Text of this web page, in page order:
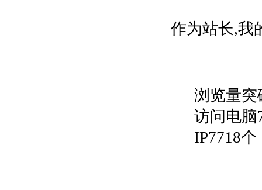
作为站长,我
浏览量突
访问电脑
IP7718个